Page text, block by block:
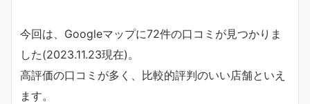
今回は、Googleマップに72件の口コミが見つかりま
した(2023.11.23現在)。
高評価の口コミが多く、比較的評判のいい店舗といえ
ます。